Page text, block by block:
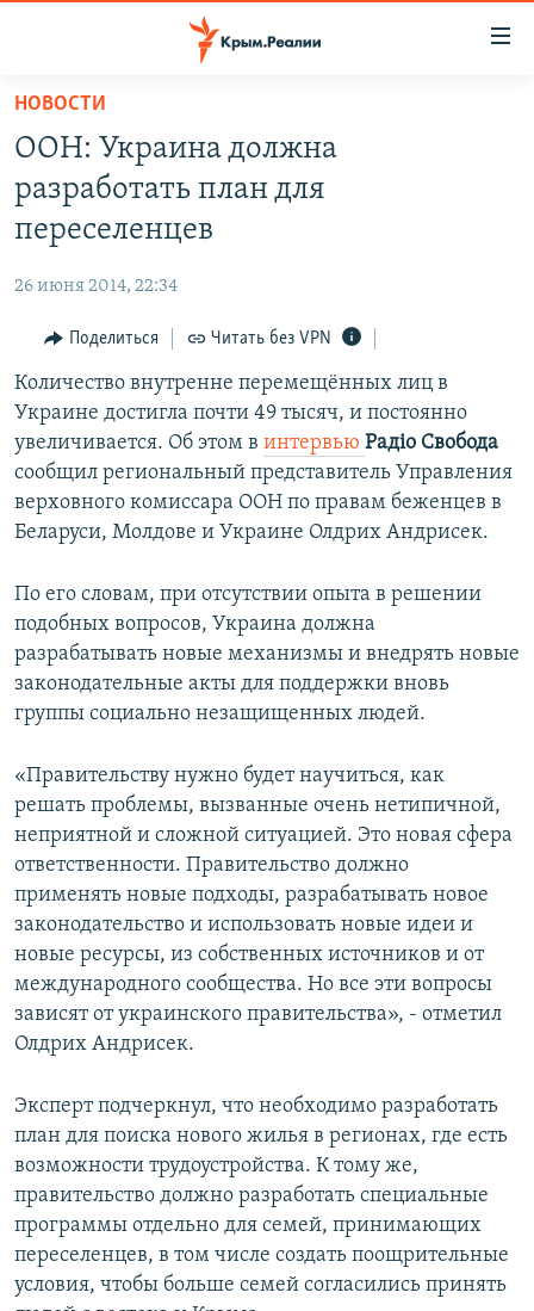
Вернуться
основному
содержанию
Вернутся
главной
Вернутся
поиску
СПЕЦПРОЕКТЫ
11 ЛЕТ ОККУПАЦИИ КРЫМА. 11 ИСТОРИЙ СОПРОТИВЛЕНИЯ
ВОДА
ЕЩЕ
ИНТЕРАКТИВ
ИНФОГРАФИКА
ТЕЛЕПРОЕКТ КРЫМ.РЕАЛИИ
СОВЕТЫ ПРАВОЗАЩИТНИКОВ
ПРОПАВШИЕ БЕЗ ВЕСТИ
КРЫМ.НЕПОКОРЕННЫЙ
ELIFBE
УКРАИНСКАЯ ПРОБЛЕМА КРЫМА
РАДІО СВОБОДА
КАК ОБОЙТИ БЛОКИРОВКУ
Українською
Qırımtatar
Все сайты RFE/RL
НОВОСТИ
ООН: Украина должна
разработать план для
переселенцев
26 июня 2014, 22:34
Поделиться Читать без VPN
Количество внутренне перемещённых лиц в
Украине достигла почти 49 тысяч, и постоянно
увеличивается. Об этом в интервью Радіо Свобода
сообщил региональный представитель Управления
верховного комиссара ООН по правам беженцев в
Беларуси, Молдове и Украине Олдрих Андрисек.
По его словам, при отсутствии опыта в решении
подобных вопросов, Украина должна
разрабатывать новые механизмы и внедрять новые
законодательные акты для поддержки вновь
группы социально незащищенных людей.
«Правительству нужно будет научиться, как
решать проблемы, вызванные очень нетипичной,
неприятной и сложной ситуацией. Это новая сфера
ответственности. Правительство должно
применять новые подходы, разрабатывать новое
законодательство и использовать новые идеи и
новые ресурсы, из собственных источников и от
международного сообщества. Но все эти вопросы
зависят от украинского правительства», - отметил
Олдрих Андрисек.
Эксперт подчеркнул, что необходимо разработать
план для поиска нового жилья в регионах, где есть
возможности трудоустройства. К тому же,
правительство должно разработать специальные
программы отдельно для семей, принимающих
переселенцев, в том числе создать поощрительные
условия, чтобы больше семей согласились принять